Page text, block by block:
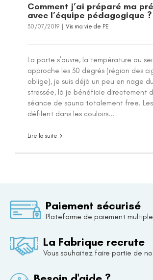
Comment j’ai préparé ma
avec l’équipe pédagogique ?
30/07/2019 | Vis ma vie de PE
La porte s’ouvre, la température au
approche les 30 degrés (région des
oblige), je suis déjà un peu en nage
stressée, là je bénéficie directement
séance de sauna totalement free.
défilent dans les couloirs...
Lire la suite
Paiement sécurisé
Plateforme de paiement multiple
La Fabrique recrute
Vous souhaitez faire partie de